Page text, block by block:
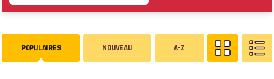
POPULAIRES NOUVEAU A-Z